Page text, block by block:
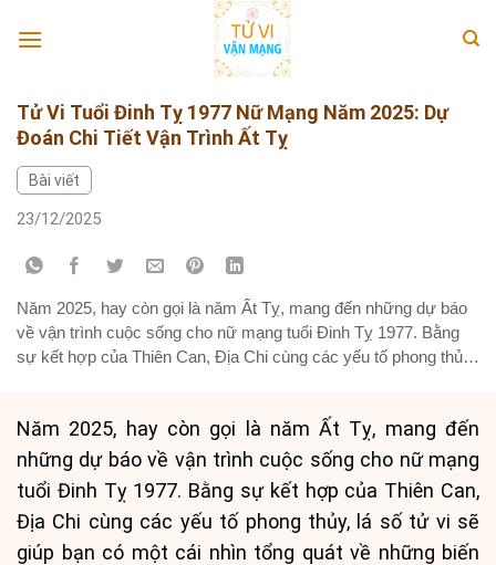
Tử Vi Tuổi Đinh Tỵ 1977 Nữ Mạng Năm 2025: Dự
Đoán Chi Tiết Vận Trình Ất Tỵ
Bài viết
23/12/2025
Năm 2025, hay còn gọi là năm Ất Tỵ, mang đến những dự báo
về vận trình cuộc sống cho nữ mạng tuổi Đinh Tỵ 1977. Bằng
sự kết hợp của Thiên Can, Địa Chi cùng các yếu tố phong thủy,
Năm 2025, hay còn gọi là năm Ất Tỵ, mang đến
những dự báo về vận trình cuộc sống cho nữ mạng
tuổi Đinh Tỵ 1977. Bằng sự kết hợp của Thiên Can,
Địa Chi cùng các yếu tố phong thủy, lá số tử vi sẽ
giúp bạn có một cái nhìn tổng quát về những biến